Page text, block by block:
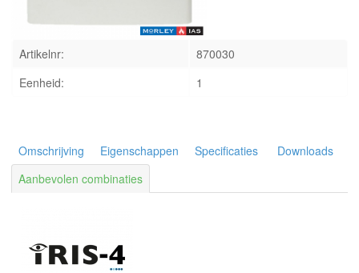
Artikelnr:
870030
Eenheid:
1
Omschrijving Eigenschappen Specificaties
Downloads
Aanbevolen combinaties